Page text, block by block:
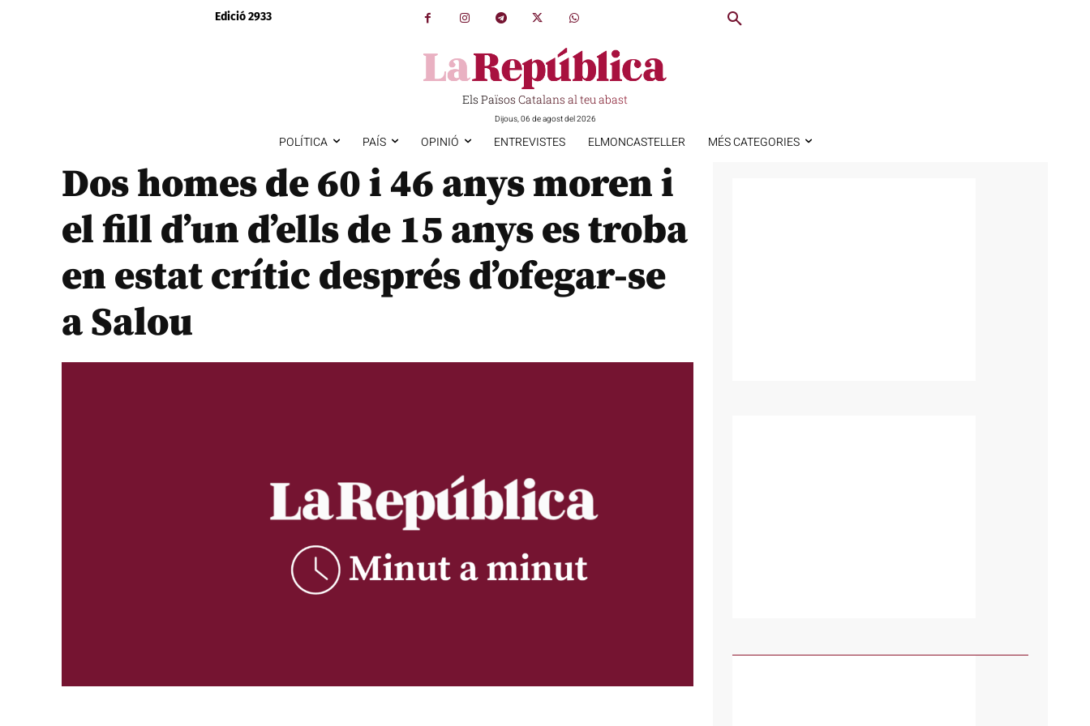
Edició 2933
Els Països Catalans al teu abast
Dijous, 06 de agost del 2026
POLÍTICA PAÍS OPINIÓ ENTREVISTES ELMONCASTELLER MÉS CATEGORIES
Dos homes de 60 i 46 anys moren i
el fill d’un d’ells de 15 anys es troba
en estat crític després d’ofegar-se
a Salou